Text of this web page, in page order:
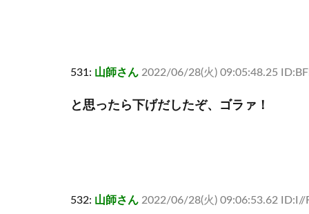
531: 山師さん 2022/06/28(火) 09:05:48.25
と思ったら下げだしたぞ、ゴラァ！
532: 山師さん 2022/06/28(火) 09:06:53.62 ID:I//